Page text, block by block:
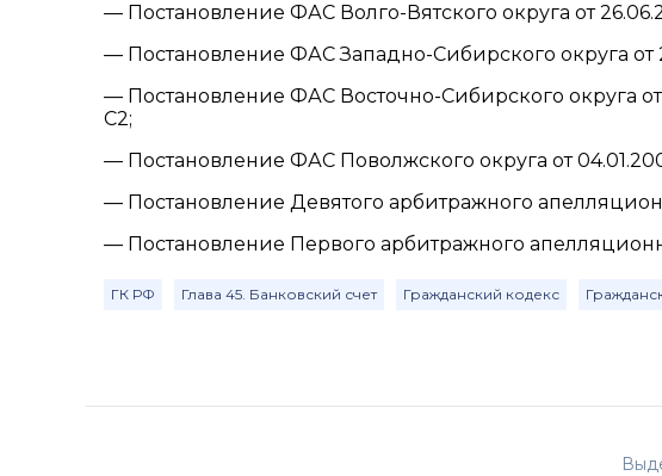
— Постановление ФАС Волго-Вятского округа от
— Постановление ФАС Западно-Сибирского округа от
— Постановление ФАС Восточно-Сибирского округа
С2;
— Постановление ФАС Поволжского округа от
— Постановление Девятого арбитражного
— Постановление Первого арбитражного
ГК РФ Глава 45. Банковский счет Гражданский кодекс